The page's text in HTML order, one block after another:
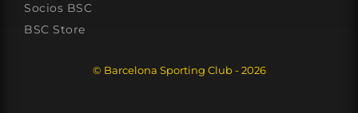
Socios BSC
BSC Store
© Barcelona Sporting Club - 2026